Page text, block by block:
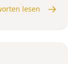
lesen